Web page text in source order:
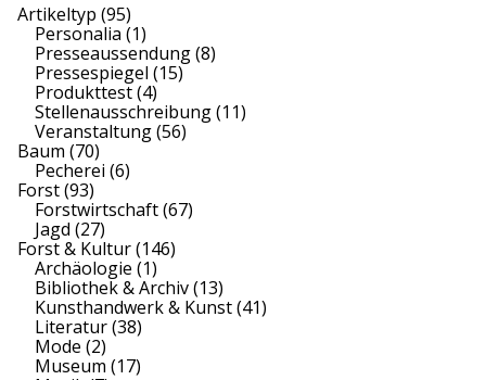
Artikeltyp (95)
Personalia (1)
Presseaussendung(8)
Pressespiegel (15)
Produkttest(4)
Stellenausschreibung(11)
Veranstaltung(56)
Baum (70)
Pecherei (6)
Forst(93)
Forstwirtschaft(67)
Jagd (27)
Forst & Kultur(146)
Archäologie (1)
Bibliothek & Archiv(13)
Kunsthandwerk & Kunst(41)
Literatur(38)
Mode (2)
Museum (17)